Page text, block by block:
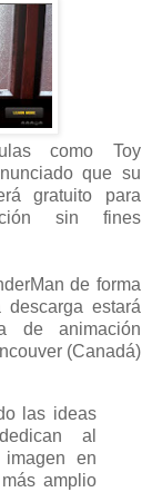
como Toy
que su
gratuito para
sin fines
de forma
estará
de animación
(Canadá)
las ideas
al
en
amplio